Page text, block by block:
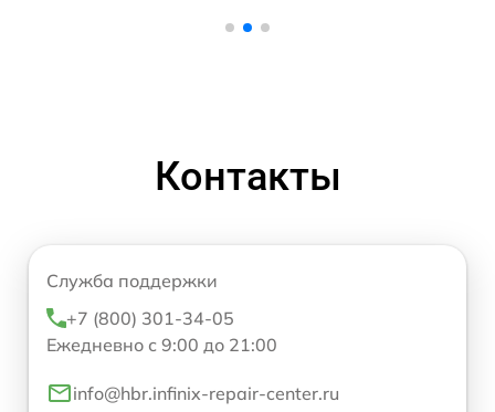
Контакты
Служба поддержки
+7 (800) 301-34-05
Ежедневно с 9:00 до 21:00
info@hbr.infinix-repair-center.ru